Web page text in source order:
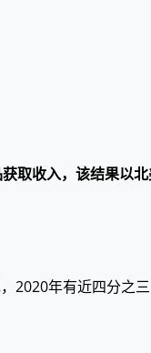
收入，该结果以
年有近四分之